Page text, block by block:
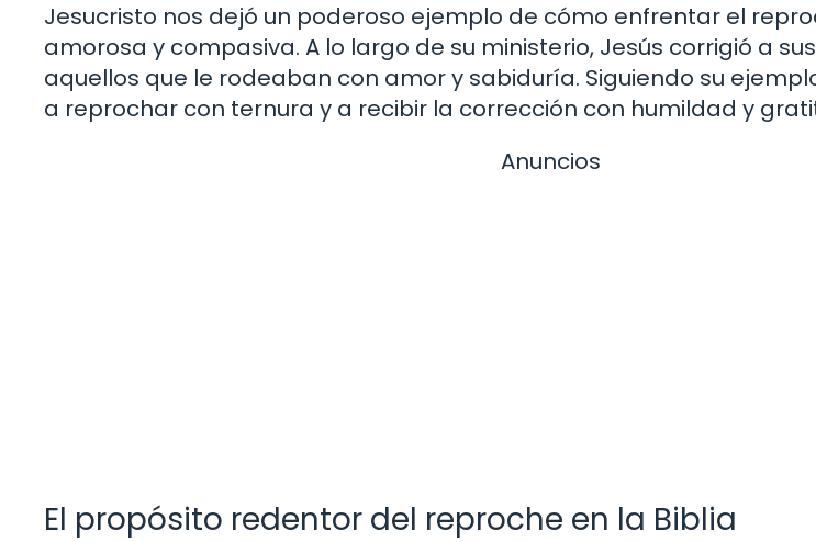
Jesucristo nos dejó un poderoso ejemplo de cómo enfrentar el
amorosa y compasiva. A lo largo de su ministerio, Jesús corrigió a
aquellos que le rodeaban con amor y sabiduría. Siguiendo su
a reprochar con ternura y a recibir la corrección con humildad y
Anuncios
El propósito redentor del reproche en la Biblia